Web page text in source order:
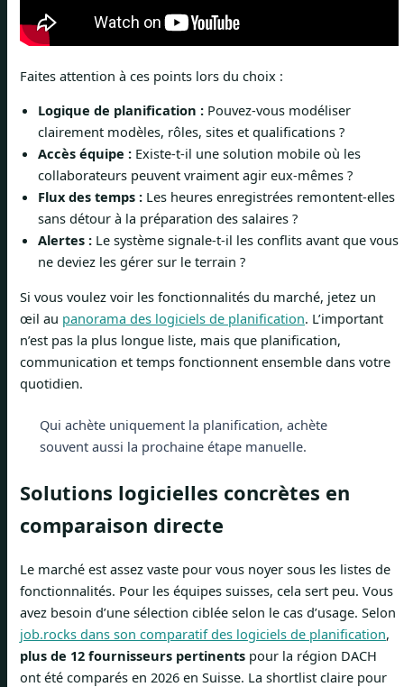
Faites attention à ces points lors du choix :
Logique de planification : Pouvez-vous modéliser
clairement modèles, rôles, sites et qualifications ?
Accès équipe : Existe-t-il une solution mobile où les
collaborateurs peuvent vraiment agir eux-mêmes ?
Flux des temps : Les heures enregistrées remontent-elles
sans détour à la préparation des salaires ?
Alertes : Le système signale-t-il les conflits avant que vous
ne deviez les gérer sur le terrain ?
Si vous voulez voir les fonctionnalités du marché, jetez un
œil au panorama des logiciels de planification. L’important
n’est pas la plus longue liste, mais que planification,
communication et temps fonctionnent ensemble dans votre
quotidien.
Qui achète uniquement la planification, achète
souvent aussi la prochaine étape manuelle.
Solutions logicielles concrètes en
comparaison directe
Le marché est assez vaste pour vous noyer sous les listes de
fonctionnalités. Pour les équipes suisses, cela sert peu. Vous
avez besoin d’une sélection ciblée selon le cas d’usage. Selon
job.rocks dans son comparatif des logiciels de planification,
plus de 12 fournisseurs pertinents pour la région DACH
ont été comparés en 2026 en Suisse. La shortlist claire pour